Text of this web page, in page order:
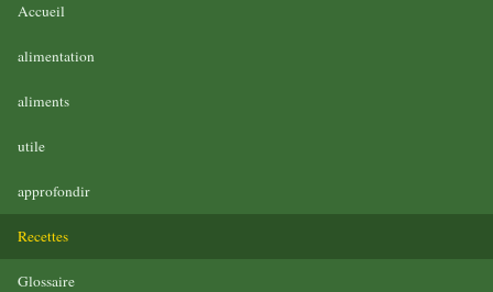
Accueil
alimentation
aliments
utile
approfondir
Recettes
Glossaire